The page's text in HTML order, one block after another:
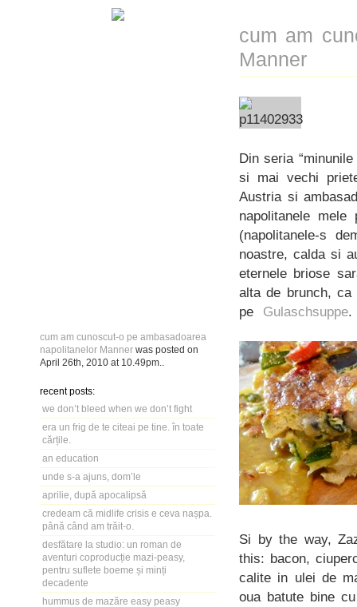
cum am cunoscut-o pe ambasadoarea
napolitanelor Manner was posted on
April 26th, 2010 at 10.49pm
recent posts:
we don’t bleed when we don’t fight
era un frig de te citeai pe tine. în toate
cărțile.
an education
unde s-a ajuns, dom’le
aprilie, după apocalipsă
credeam că midlife crisis e ceva nașpa.
până când am trăit-o.
desfătare la studio: un roman de
aventuri coproducție mazi-peasy,
pentru suflete boeme și minți
decadente
hummus de mazăre easy peasy
cum am
Manner
Din seria
si mai vechi
Austria si
napolitanele
(napolitanele-s
noastre, calda si
eternele briose
alta de brunch,
pe Gulaschsuppe.
Si by the way,
this: bacon,
calite in ulei de
oua batute bine